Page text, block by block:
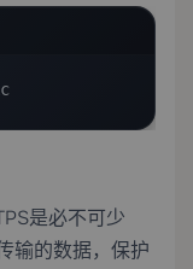
是必不可少
输的数据，保护